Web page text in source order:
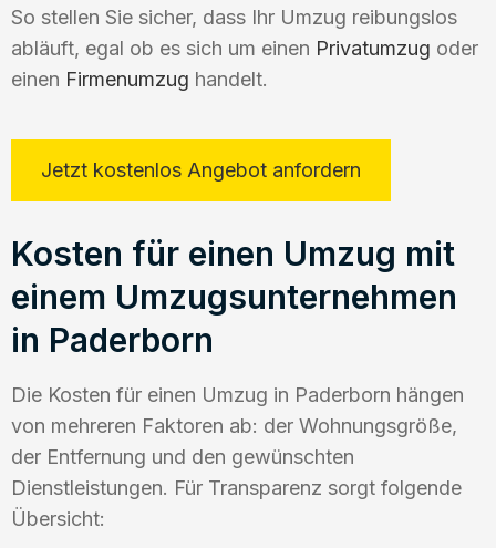
So stellen Sie sicher, dass Ihr Umzug reibungslos
abläuft, egal ob es sich um einen Privatumzug oder
einen Firmenumzug handelt.
Jetzt kostenlos Angebot anfordern
Kosten für einen Umzug mit
einem Umzugsunternehmen
in Paderborn
Die Kosten für einen Umzug in Paderborn hängen
von mehreren Faktoren ab: der Wohnungsgröße,
der Entfernung und den gewünschten
Dienstleistungen. Für Transparenz sorgt folgende
Übersicht: